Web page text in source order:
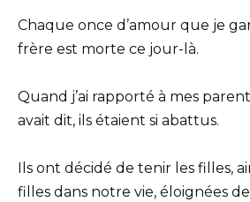
Chaque once d’amour que je
frère est morte ce jour-là.
Quand j’ai rapporté à mes
avait dit, ils étaient si abattus.
Ils ont décidé de tenir les filles,
filles dans notre vie, éloignées